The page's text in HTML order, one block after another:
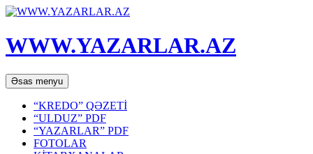
WWW.YAZARLAR.AZ
Axtar
Əsas menyu Mühtəviyyata
keç
“KREDO” QƏZETİ
“ULDUZ” PDF
“YAZARLAR” PDF
FOTOLAR